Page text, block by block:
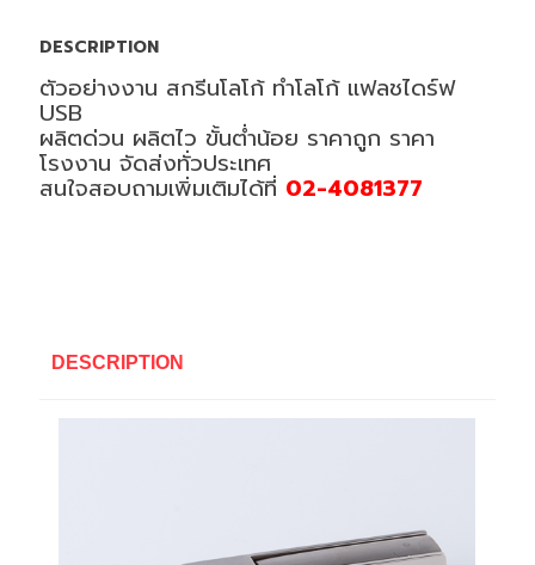
DESCRIPTION
ตัวอย่างงาน สกรีนโลโก้ ทำโลโก้ แฟลชไดร์ฟ
USB
ผลิตด่วน ผลิตไว ขั้นต่ำน้อย ราคาถูก ราคา
โรงงาน จัดส่งทั่วประเทศ
สนใจสอบถามเพิ่มเติมได้ที่ 02-4081377
DESCRIPTION